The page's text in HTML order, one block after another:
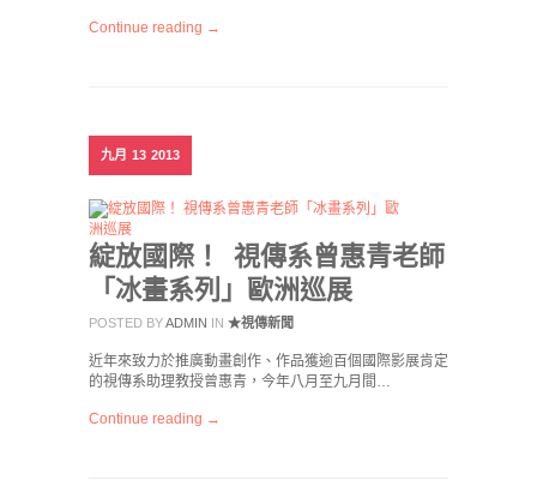
Continue reading →
九月 13 2013
綻放國際！ 視傳系曾惠青老師
「冰畫系列」歐洲巡展
POSTED BYADMIN IN ★視傳新聞
近年來致力於推廣動畫創作、作品獲逾百個國際影展肯定
的視傳系助理教授曾惠青，今年八月至九月間…
Continue reading →